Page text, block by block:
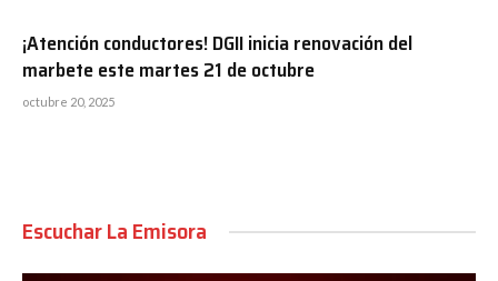
¡Atención conductores! DGII inicia renovación del
marbete este martes 21 de octubre
octubre 20, 2025
Escuchar La Emisora